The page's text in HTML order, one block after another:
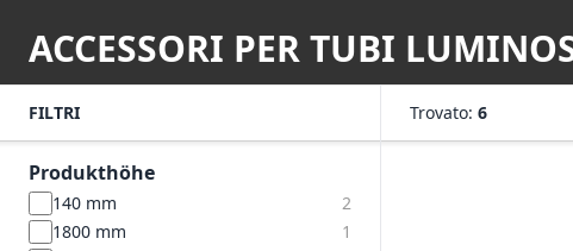
ACCESSORI PER TUBI
FILTRI
Produkthöhe
140 mm
2
1800 mm
1
Trovato: 6